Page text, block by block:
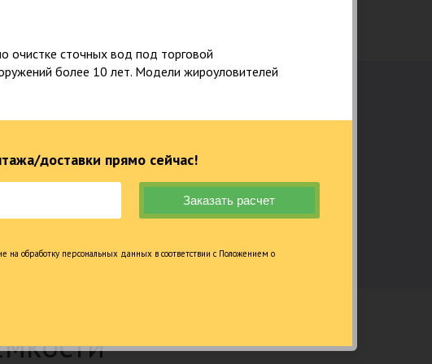
очистке сточных вод под торговой
более 10 лет. Модели жироуловителей
доставки прямо сейчас!
на обработку персональных данных в соответствии с Положением о